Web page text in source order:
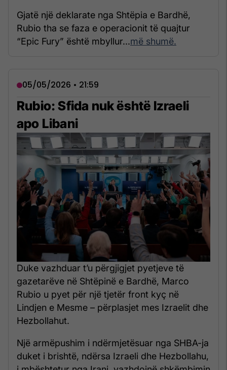
Gjatë një deklarate nga Shtëpia e Bardhë,
Rubio tha se faza e operacionit të quajtur
“Epic Fury” është mbyllur...më shumë.
05/05/2026 • 21:59
Rubio: Sfida nuk është Izraeli
apo Libani
Duke vazhduar t’u përgjigjet pyetjeve të
gazetarëve në Shtëpinë e Bardhë, Marco
Rubio u pyet për një tjetër front kyç në
Lindjen e Mesme – përplasjet mes Izraelit dhe
Hezbollahut.
Një armëpushim i ndërmjetësuar nga SHBA-ja
duket i brishtë, ndërsa Izraeli dhe Hezbollahu,